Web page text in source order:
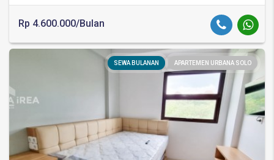
Rp 4.600.000/Bulan
SEWA BULANAN APARTEMEN URBANA SOLO